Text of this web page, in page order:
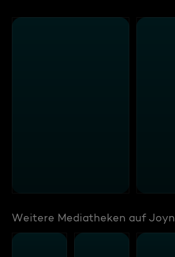
Weitere Mediatheken auf Joyn